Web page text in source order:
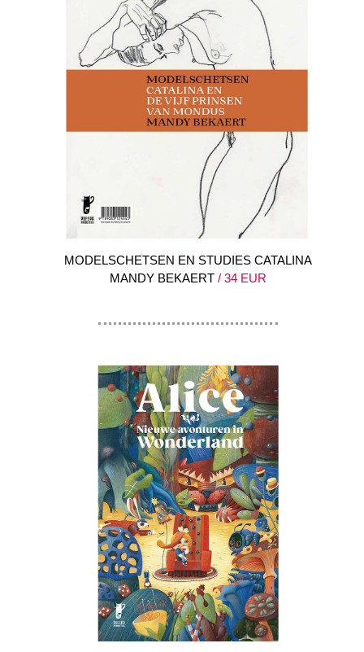
MODELSCHETSEN EN STUDIES CATALINA
MANDY BEKAERT / 34 EUR